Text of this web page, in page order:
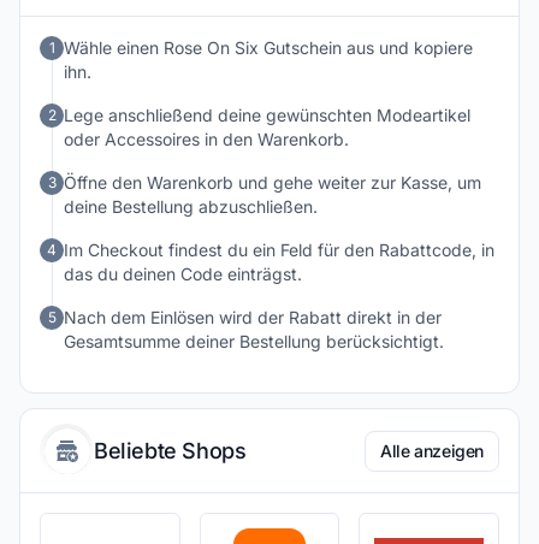
1 Wähle einen Rose On Six Gutschein aus und kopiere
ihn.
2 Lege anschließend deine gewünschten Modeartikel
oder Accessoires in den Warenkorb.
3 Öffne den Warenkorb und gehe weiter zur Kasse, um
deine Bestellung abzuschließen.
4 Im Checkout findest du ein Feld für den Rabattcode, in
das du deinen Code einträgst.
5 Nach dem Einlösen wird der Rabatt direkt in der
Gesamtsumme deiner Bestellung berücksichtigt.
Beliebte Shops Alle anzeigen